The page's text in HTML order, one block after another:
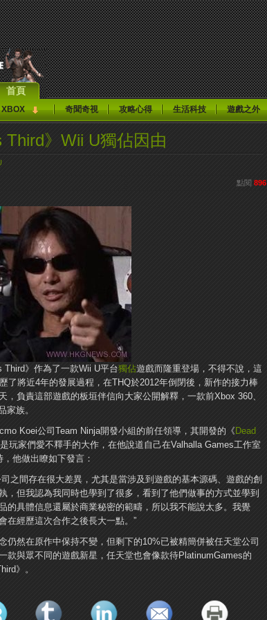
首頁
XBOX 奇聞奇視 攻略心得 生活科技 遊戲之外
Third》Wii U獨佔因由
點閱 896
Third》作為了一款Wii U平台獨佔遊戲而隆重登場，不得不說，這
了將近4年的發展過程，在THQ於2012年倒閉後，新作的接力棒
，負責這部遊戲的板垣伴信向大家公開解釋，一款前Xbox 360、
家族。
Koei公司Team Ninja開發小組的前任領導，其開發的《 Dead
玩家們愛不釋手的大作，在他說道自己在Valhalla Games工作室
他做出瞭如下發言：
之間存在很大差異，尤其是當涉及到遊戲的基本源碼、遊戲的創
，但我認為我同時也學到了很多，看到了他們做事的方式並學到
的具體信息還屬於商業秘密的範疇，所以我不能說太多。我覺
在經歷這次合作之後長大一點。”
仍然在原作中保持不變，但剩下的10%已被精簡併被任天堂公司
款與眾不同的遊戲新星，任天堂也會像款待PlatinumGames的
》。